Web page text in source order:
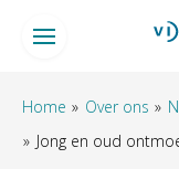
Ga naar Hoofd
Home Over ons
Jong en oud